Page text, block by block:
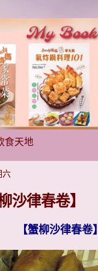
食天地
六
沙律春卷】
【蟹柳沙律春卷】